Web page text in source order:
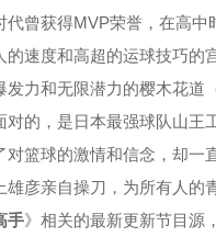
第43集
第47集
第51集
曾获得MVP荣誉，在高
速度和高超的运球技巧的
力和无限潜力的樱木花道
的，是日本最强球队山王
篮球的激情和信念，却一
彦亲自操刀，为所有人的
手》相关的最新更新节目源